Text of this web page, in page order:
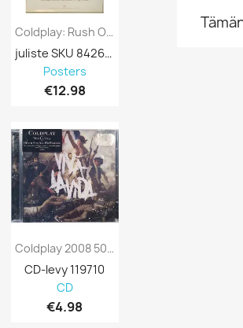
Coldplay: Rush Of Blood To The Head...
juliste SKU 842601
Posters
€12.98
Coldplay 2008 50999 216888 0 5 Viva La...
CD-levy 119710
CD
€4.98